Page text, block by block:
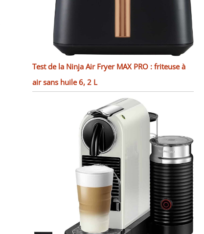
Test de la Ninja Air Fryer MAX PRO : friteuse à
air sans huile 6, 2 L